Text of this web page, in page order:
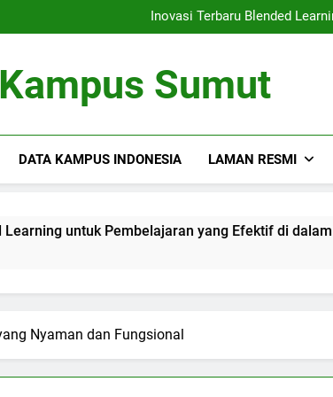
Inovasi Terbaru Blended
Mengintegrasikan
Inovasi Terbaru Blended
Mengintegrasikan
Kampus Sumut
DATA KAMPUS INDONESIA LAMAN RESMI
Pembelajaran yang Efektif di dalam
Nyaman dan Fungsional